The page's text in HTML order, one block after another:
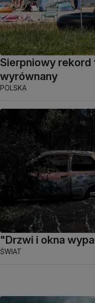
Sierpniowy
wyrównany
POLSKA
"Drzwi i okna
ŚWIAT